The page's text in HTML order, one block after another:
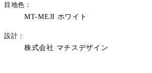
目地色
MT-MEJI ホワイト
設計
株式会社 マチスデザイン